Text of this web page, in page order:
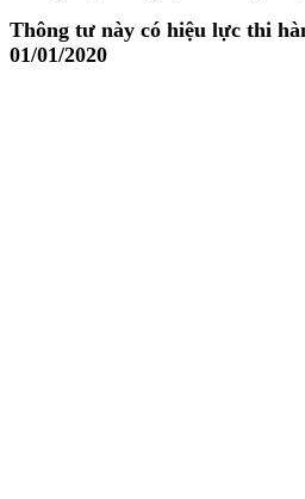
Thông tư này có hiệu lực thi
01/01/2020